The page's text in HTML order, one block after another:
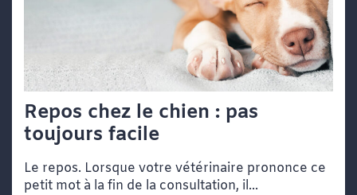
Repos chez le chien : pas
toujours facile
Le repos. Lorsque votre vétérinaire prononce ce
petit mot à la fin de la consultation, il...